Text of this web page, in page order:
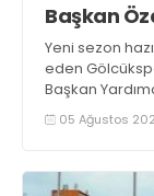
Başkan
Yeni sezon
eden
Başkan
moral ziyareti
05 Ağustos